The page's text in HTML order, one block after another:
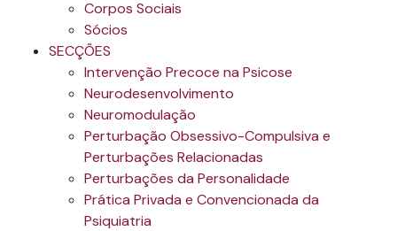
Corpos Sociais
Sócios
SECÇÕES
Intervenção Precoce na Psicose
Neurodesenvolvimento
Neuromodulação
Perturbação Obsessivo-Compulsiva e
Perturbações Relacionadas
Perturbações da Personalidade
Prática Privada e Convencionada da
Psiquiatria